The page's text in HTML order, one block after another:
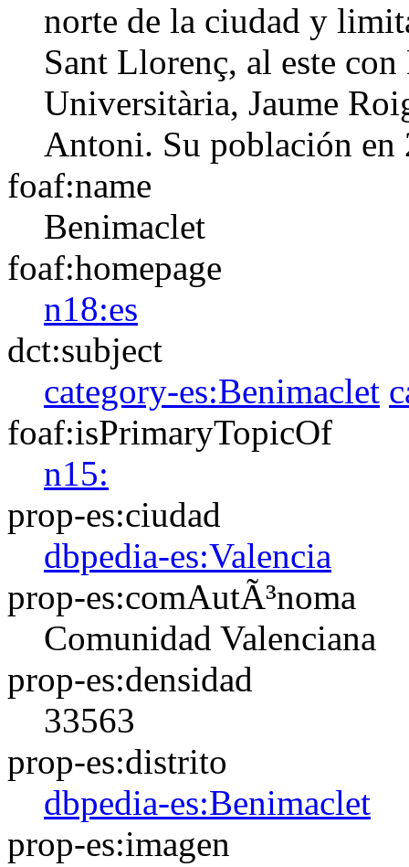
norte de la ciudad y
Sant Llorenç, al este
Universitària, Jaume
Antoni. Su población en
foaf:name
Benimaclet
foaf:homepage
n18:es
dct:subject
category-es:Benimaclet
foaf:isPrimaryTopicOf
n15:
prop-es:ciudad
dbpedia-es:Valencia
prop-es:comAutÃ³noma
Comunidad Valenciana
prop-es:densidad
33563
prop-es:distrito
dbpedia-es:Benimaclet
prop-es:imagen